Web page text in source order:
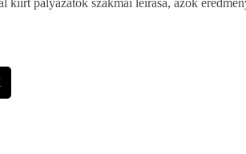
kiírt pályázatok szakmai leírása, azok